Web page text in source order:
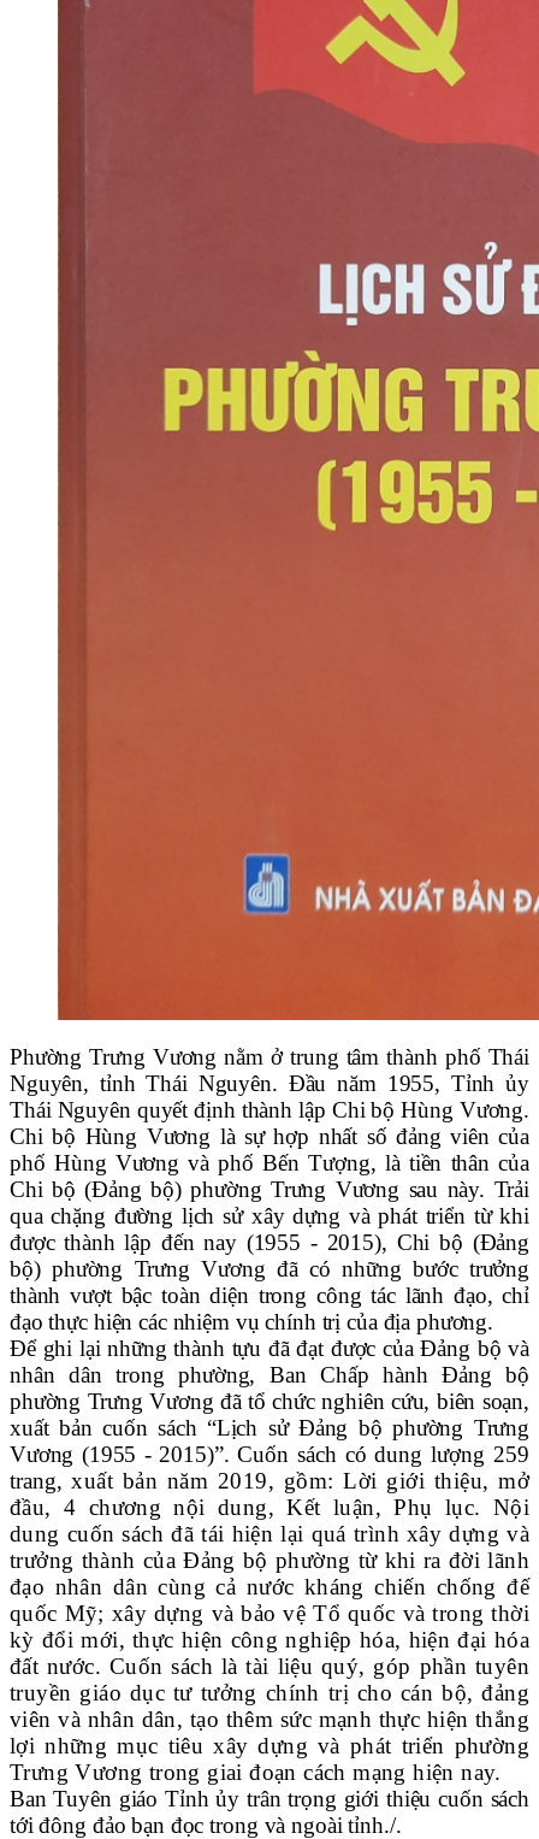
Phường Trưng Vương nằm ở trung tâm thành phố Thái
Nguyên, tỉnh Thái Nguyên. Đầu năm 1955, Tỉnh ủy
Thái Nguyên quyết định thành lập Chi bộ Hùng Vương.
Chi bộ Hùng Vương là sự hợp nhất số đảng viên của
phố Hùng Vương và phố Bến Tượng, là tiền thân của
Chi bộ (Đảng bộ) phường Trưng Vương sau này. Trải
qua chặng đường lịch sử xây dựng và phát triển từ khi
được thành lập đến nay (1955 - 2015), Chi bộ (Đảng
bộ) phường Trưng Vương đã có những bước trưởng
thành vượt bậc toàn diện trong công tác lãnh đạo, chỉ
đạo thực hiện các nhiệm vụ chính trị của địa phương.
Để ghi lại những thành tựu đã đạt được của Đảng bộ và
nhân dân trong phường, Ban Chấp hành Đảng bộ
phường Trưng Vương đã tổ chức nghiên cứu, biên soạn,
xuất bản cuốn sách “Lịch sử Đảng bộ phường Trưng
Vương (1955 - 2015)”.Cuốn sách có dung lượng 259
trang,xuất bản năm 2019, gồm: Lời giới thiệu, mở
đầu, 4 chương nội dung, Kết luận, Phụ lục. Nội
dung cuốn sách đã tái hiện lại quá trình xây dựng và
trưởng thành của Đảng bộ phường từ khi ra đời lãnh
đạo nhân dân cùng cả nước kháng chiến chống đế
quốc Mỹ; xây dựng và bảo vệ Tổ quốc và trong thời
kỳ đổi mới, thực hiện công nghiệp hóa, hiện đại hóa
đất nước. Cuốn sách là tài liệu quý, góp phần tuyên
truyền giáo dục tư tưởng chính trị cho cán bộ, đảng
viên và nhân dân, tạo thêm sức mạnh thực hiện thắng
lợi những mục tiêu xây dựng và phát triển phường
Trưng Vương trong giai đoạn cách mạng hiện nay.
Ban Tuyên giáo Tỉnh ủy trân trọng giới thiệu cuốn sách
tới đông đảo bạn đọc trong và ngoài tỉnh./.